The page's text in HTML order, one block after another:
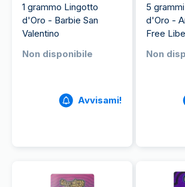
1 grammo Lingotto
d'Oro - Barbie San
Valentino
Non disponibile
Avvisami!
5
d'Oro -
Free
Non